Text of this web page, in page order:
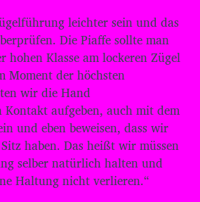
leichter sein und das
Die Piaffe sollte man
hohen Klasse am lockeren Zügel
Moment der höchsten
wir die Hand
Kontakt aufgeben, auch mit dem
und eben beweisen, dass wir
haben. Das heißt wir müssen
selber natürlich halten und
Haltung nicht verlieren.“